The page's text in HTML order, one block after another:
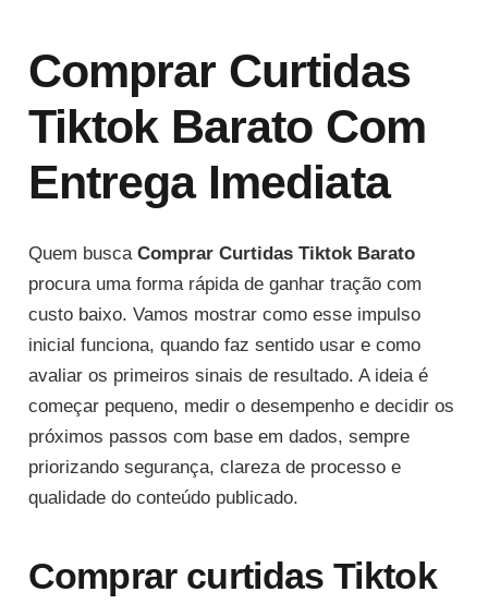
Garantida
quantidade
Comprar Curtidas
Tiktok Barato Com
Entrega Imediata
Quem busca Comprar Curtidas Tiktok Barato
procura uma forma rápida de ganhar tração com
custo baixo. Vamos mostrar como esse impulso
inicial funciona, quando faz sentido usar e como
avaliar os primeiros sinais de resultado. A ideia é
começar pequeno, medir o desempenho e decidir os
próximos passos com base em dados, sempre
priorizando segurança, clareza de processo e
qualidade do conteúdo publicado.
Comprar curtidas Tiktok